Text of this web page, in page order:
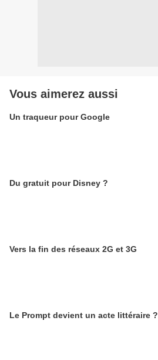
Vous aimerez aussi
Un traqueur pour Google
Du gratuit pour Disney ?
Vers la fin des réseaux 2G et 3G
Le Prompt devient un acte littéraire ?